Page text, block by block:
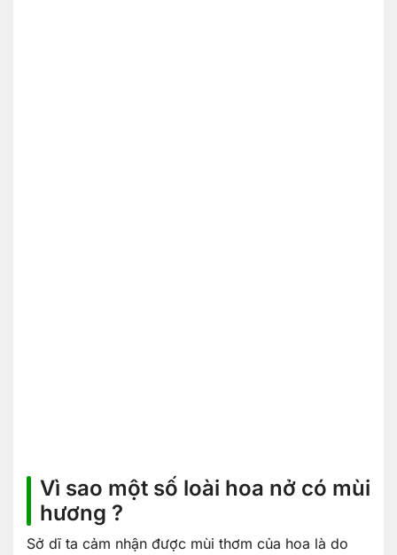
Vì sao một số loài hoa nở có mùi
hương ?
Sở dĩ ta cảm nhận được mùi thơm của hoa là do